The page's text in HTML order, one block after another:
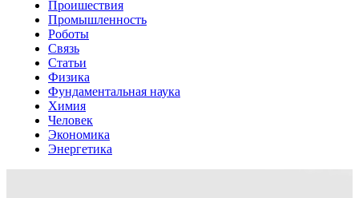
Проишествия
Промышленность
Роботы
Связь
Статьи
Физика
Фундаментальная наука
Химия
Человек
Экономика
Энергетика